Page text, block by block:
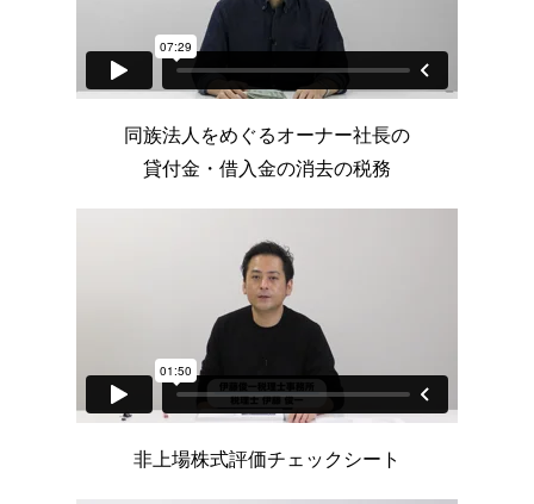
同族法人をめぐるオーナー社長の
貸付金・借入金の消去の税務
非上場株式評価チェックシート